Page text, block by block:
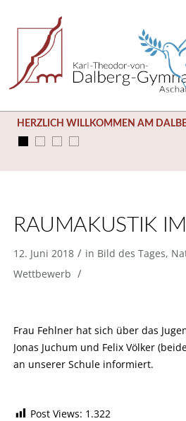
HERZLICH WILLKOMMEN AM
RAUMAKUSTIK
12. Juni 2018 / in Bild des Tages,
Wettbewerb /
Frau Fehlner hat sich über das
Jonas Juchum und Felix Völker
an unserer Schule informiert.
Post Views: 1.322